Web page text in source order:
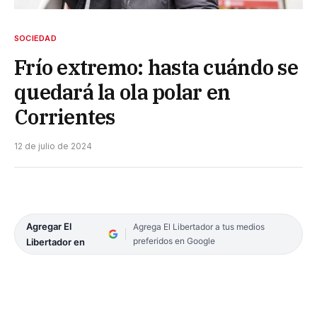
SOCIEDAD
Frío extremo: hasta cuándo se
quedará la ola polar en
Corrientes
12 de julio de 2024
Agregar El
Libertador en
Agrega El Libertador a tus medios
preferidos en Google